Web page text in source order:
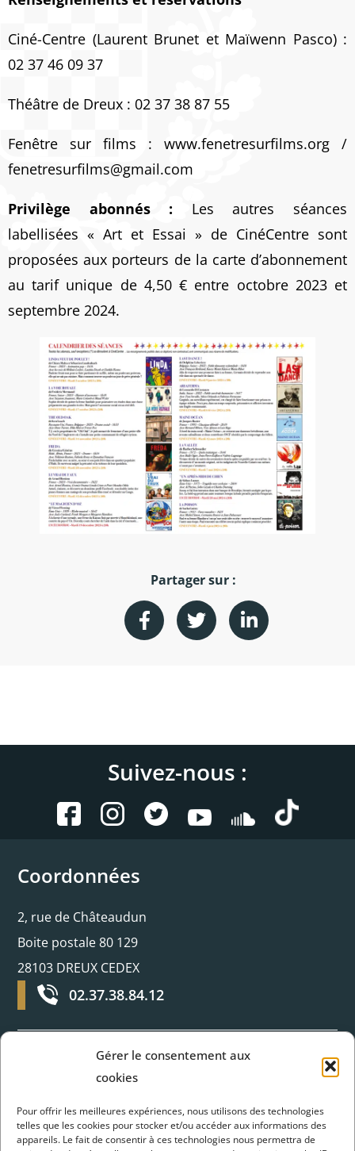
Gérer le consentement aux
cookies
Pour offrir les meilleures expériences, nous utilisons des technologies
telles que les cookies pour stocker et/ou accéder aux informations des
appareils. Le fait de consentir à ces technologies nous permettra de
Ciné-Centre (Laurent Brunet et Maïwenn Pasco) :
02 37 46 09 37
Théâtre de Dreux : 02 37 38 87 55
Fenêtre sur films : www.fenetresurfilms.org /
fenetresurfilms@gmail.com
Privilège abonnés : Les autres séances
labellisées « Art et Essai » de CinéCentre sont
proposées aux porteurs de la carte d’abonnement
au tarif unique de 4,50 € entre octobre 2023 et
septembre 2024.
Partager sur :
Suivez-nous :
Coordonnées
2, rue de Châteaudun
Boite postale 80 129
28103 DREUX CEDEX
02.37.38.84.12
Horaires d’ouverture
Du lundi au jeudi :